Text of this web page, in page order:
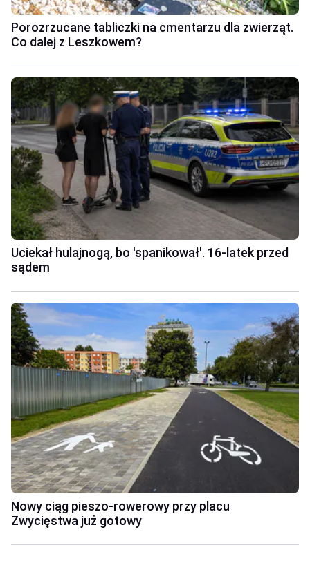
Porozrzucane tabliczki na cmentarzu dla zwierząt.
Co dalej z Leszkowem?
Uciekał hulajnogą, bo 'spanikował'. 16-latek przed
sądem
Nowy ciąg pieszo-rowerowy przy placu
Zwycięstwa już gotowy